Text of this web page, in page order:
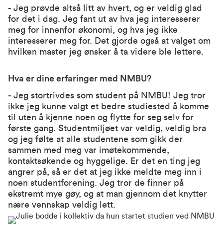
- Jeg prøvde altså litt av hvert, og er veldig glad
for det i dag. Jeg fant ut av hva jeg interesserer
meg for innenfor økonomi, og hva jeg ikke
interesserer meg for. Det gjorde også at valget om
hvilken master jeg ønsker å ta videre ble lettere.
Hva er dine erfaringer med NMBU?
- Jeg stortrivdes som student på NMBU! Jeg tror
ikke jeg kunne valgt et bedre studiested å komme
til uten å kjenne noen og flytte for seg selv for
første gang. Studentmiljøet var veldig, veldig bra
og jeg følte at alle studentene som gikk der
sammen med meg var imøtekommende,
kontaktsøkende og hyggelige. Er det en ting jeg
angrer på, så er det at jeg ikke meldte meg inn i
noen studentforening. Jeg tror de finner på
ekstremt mye gøy, og at man gjennom det knytter
nære vennskap veldig lett.